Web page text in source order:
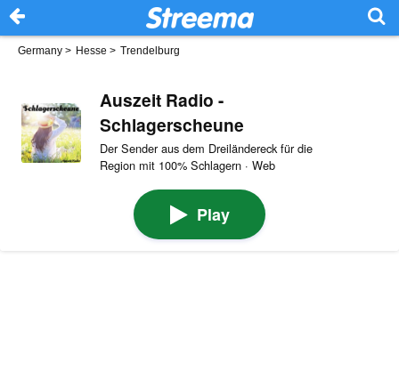
Germany > Hesse > Trendelburg
Auszeit Radio -
Schlagerscheune
Der Sender aus dem Dreiländereck für die
Region mit 100% Schlagern · Web
Play